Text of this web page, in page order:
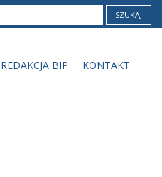
SZUKAJ
REDAKCJA BIP KONTAKT